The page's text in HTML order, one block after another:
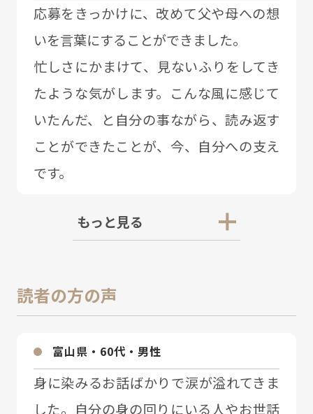
応募をきっかけに、改めて⽗や⺟への想
いを⾔葉にすることができました。
忙しさにかまけて、⾒ないふりをしてき
たような気がします。こんな⾵に感じて
いたんだ、と⾃分の事ながら、読み返す
ことができたことが、今、⾃分への⽀え
です。
もっと見る
読者の方の声
富⼭県・60代・男性
⾝に染みるお話ばかりで涙が溢れてきま
した。⾃分の⾝の回りにいる⼈やお世話